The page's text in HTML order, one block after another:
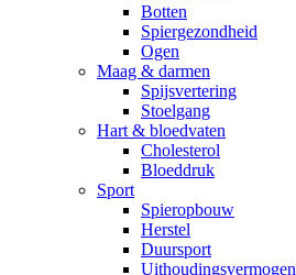
Botten
Spiergezondheid
Ogen
Maag & darmen
Spijsvertering
Stoelgang
Hart & bloedvaten
Cholesterol
Bloeddruk
Sport
Spieropbouw
Herstel
Duursport
Uithoudingsvermogen